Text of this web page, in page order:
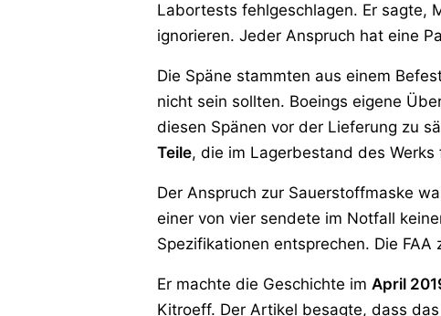
Labortests fehlgeschlagen. Er sagte,
ignorieren. Jeder Anspruch hat eine
Die Späne stammten aus einem
nicht sein sollten. Boeings eigene
diesen Spänen vor der Lieferung zu
Teile, die im Lagerbestand des
Der Anspruch zur Sauerstoffmaske
einer von vier sendete im Notfall
Spezifikationen entsprechen. Die
Er machte die Geschichte im April
Kitroeff. Der Artikel besagte, dass